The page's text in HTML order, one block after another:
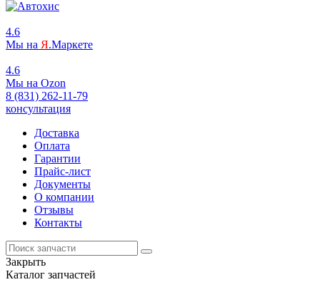
4.6
Мы на Я.Маркете
4.6
Мы на Ozon
8 (831) 262-11-79
консультация
Доставка
Оплата
Гарантии
Прайс-лист
Документы
О компании
Отзывы
Контакты
Закрыть
Каталог запчастей